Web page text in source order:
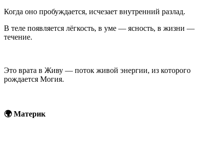
Когда оно пробуждается, исчезает внутренний разлад.
В теле появляется лёгкость, в уме — ясность, в жизни —
течение.
Это врата в Живу — поток живой энергии, из которого
рождается Могия.
🌍 Материк